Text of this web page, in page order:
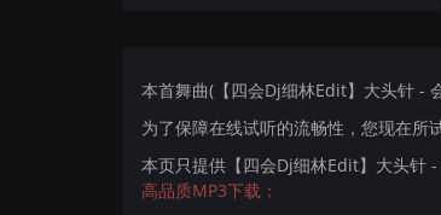
本首舞曲(【四会Dj细林Edit】大头针 -
为了保障在线试听的流畅性，您现在
本页只提供【四会Dj细林Edit】大头针
高品质MP3下载；